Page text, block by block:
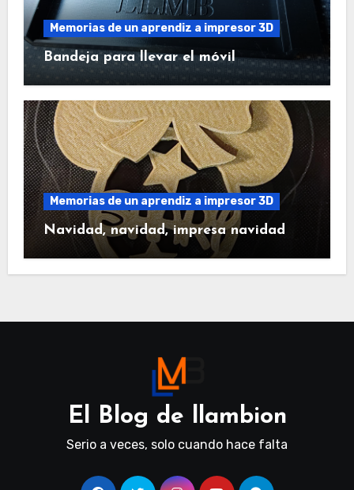
Memorias de un aprendiz a impresor 3D
Bandeja para llevar el móvil
Memorias de un aprendiz a impresor 3D
Navidad, navidad, impresa navidad
El Blog de llambion
Serio a veces, solo cuando hace falta